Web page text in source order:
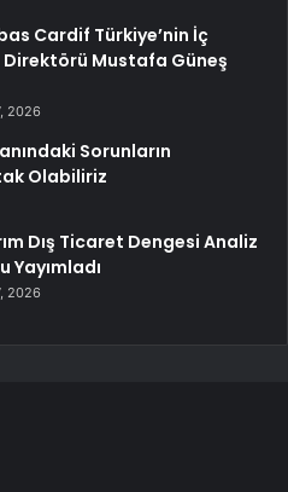
Cardif Türkiye’nin İç
Mustafa Güneş
2026
Sorunların
Olabiliriz
Dış Ticaret Dengesi Analiz
Yayımladı
2026